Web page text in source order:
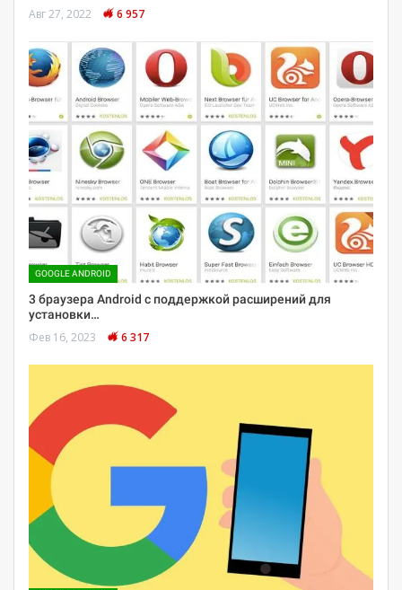
Авг 27, 2022 6 957
GOOGLE ANDROID
3 браузера Android с поддержкой расширений для
установки…
Фев 16, 2023 6 317